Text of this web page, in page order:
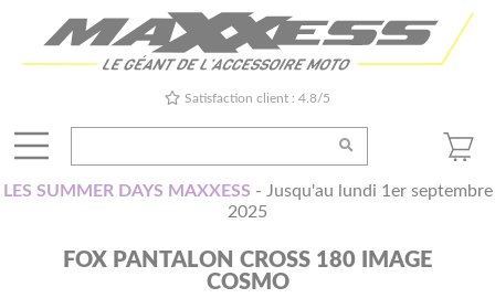
Satisfaction client : 4.8/5
LES SUMMER DAYS MAXXESS - Jusqu'au lundi 1er septembre
2025
FOX PANTALON CROSS 180 IMAGE
COSMO